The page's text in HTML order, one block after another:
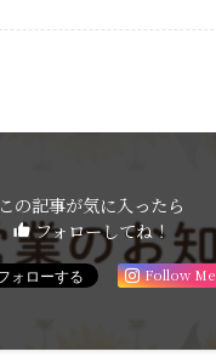
この記事が気に入ったら
フォローしてね！
Follow Me